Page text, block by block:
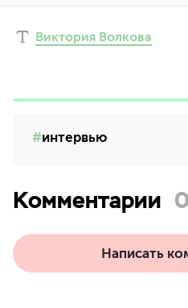
Виктория Волкова
интервью
Комментарии 0
Написать